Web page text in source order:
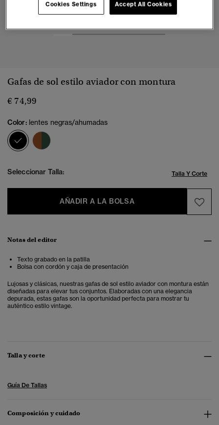
Gafas de sol estilo aviador con montura
€ 74,99
Color: lentes negras/ahumadas
seleccionado
Seleccionar Talla: Talla Y Corte
AÑADIR A LA BOLSA
Notas del editor
Texto grabado en la patilla
Bolsa con cordón y caja de presentación
Lujosas y clásicas, nuestras gafas de sol estilo aviador con montura están
diseñadas para elevar tus conjuntos. Elaboradas con una elegancia
depurada, estas gafas son la oportunidad perfecta para mostrar tu
auténtico estilo vintage.
Talla y corte
Guía De Tallas
Composición y cuidado
Accept All Cookies
Cookies Settings